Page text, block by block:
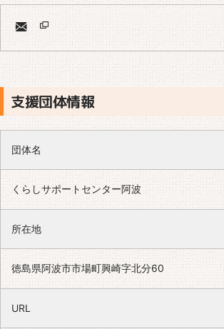
支援団体情報
団体名
くらしサポートセンター阿波
所在地
徳島県阿波市市場町興崎字北分60
URL